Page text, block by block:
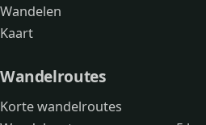
Wandelen
Kaart
Wandelroutes
Korte wandelroutes